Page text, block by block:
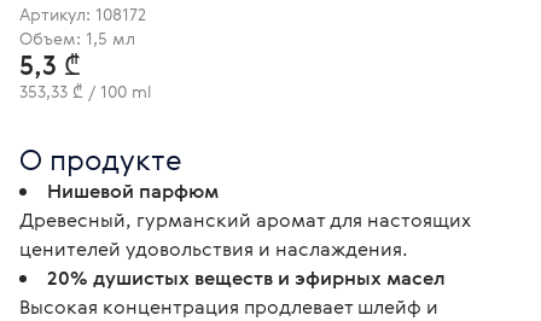
Артикул: 108172
Объем: 1,5 мл
5,3 ₾
353,33 ₾ / 100 ml
О продукте
Нишевой парфюм
Древесный, гурманский аромат для настоящих
ценителей удовольствия и наслаждения.
20% душистых веществ и эфирных масел
Высокая концентрация продлевает шлейф и